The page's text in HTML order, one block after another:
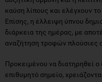
καύση λίπους και ελέγχουν
Επίσης, η έλλειψη ύπνου
διάρκεια της ημέρας, με
αναζήτηση τροφών πλούσιες
Προκειμένου να διατηρηθεί ο
επιθυμητό σημείο,